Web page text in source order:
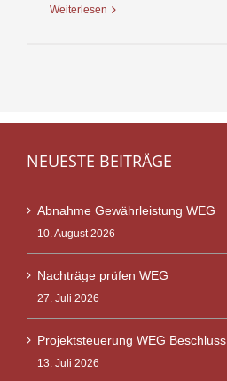
Weiterlesen
NEUESTE BEITRÄGE
Abnahme Gewährleistung WEG
10. August 2026
Nachträge prüfen WEG
27. Juli 2026
Projektsteuerung WEG Beschluss
13. Juli 2026